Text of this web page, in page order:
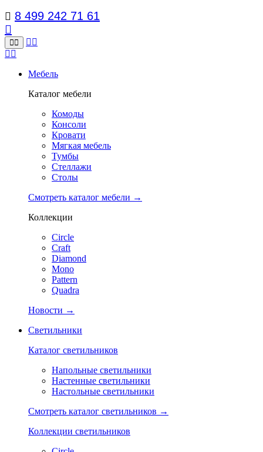
8 499 242 71 61
Мебель
Каталог мебели
Комоды
Консоли
Кровати
Мягкая мебель
Тумбы
Стеллажи
Столы
Смотреть каталог мебели →
Коллекции
Circle
Craft
Diamond
Mono
Pattern
Quadra
Новости →
Светильники
Каталог светильников
Напольные светильники
Настенные светильники
Настольные светильники
Смотреть каталог светильников →
Коллекции светильников